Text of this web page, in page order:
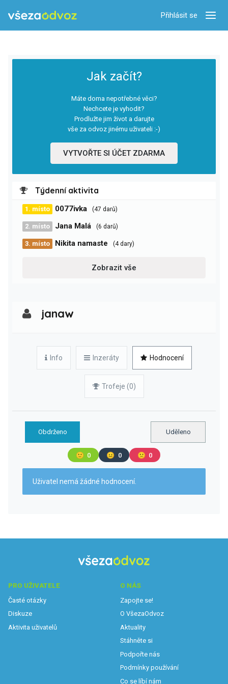
Přihlásit se
Jak začít?
Máte doma nepotřebné věci?
Nechcete je vyhodit?
Prodlužte jim život a darujte
vše za odvoz jinému uživateli :-)
VYTVOŘTE SI ÚČET ZDARMA
Týdenní aktivita
1. místo 0077ivka (47 darů)
2. místo Jana Malá (6 darů)
3. místo Nikita namaste (4 dary)
Zobrazit vše
janaw
Info Inzeráty Hodnocení
Trofeje (0)
Obdrženo Uděleno
🙂 0 😐 0 🙁 0
Uživatel nemá žádné hodnocení.
PRO UŽIVATELE
Časté otázky
Diskuze
Aktivita uživatelů
O NÁS
Zapojte se!
O VšezaOdvoz
Aktuality
Stáhněte si
Podpořte nás
Podmínky používání
Co se líbí nám